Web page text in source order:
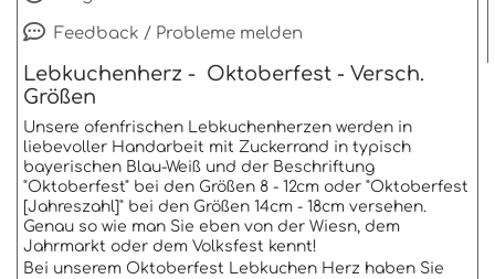
Feedback / Probleme melden
Lebkuchenherz - Oktoberfest - Versch.
Größen
Unsere ofenfrischen Lebkuchenherzen werden in
liebevoller Handarbeit mit Zuckerrand in typisch
bayerischen Blau-Weiß und der Beschriftung
"Oktoberfest" bei den Größen 8 - 12cm oder "Oktoberfest
[Jahreszahl]" bei den Größen 14cm - 18cm versehen.
Genau so wie man Sie eben von der Wiesn, dem
Jahrmarkt oder dem Volksfest kennt!
Bei unserem Oktoberfest Lebkuchen Herz haben Sie